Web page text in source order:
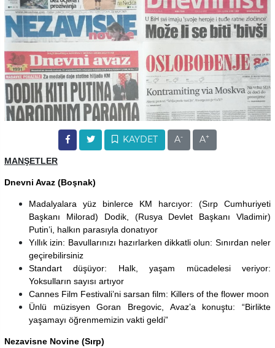
KAYDET A- A+
MANŞETLER
Dnevni Avaz (Boşnak)
Madalyalara yüz binlerce KM harcıyor: (Sırp Cumhuriyeti
Başkanı Milorad) Dodik, (Rusya Devlet Başkanı Vladimir)
Putin’i, halkın parasıyla donatıyor
Yıllık izin: Bavullarınızı hazırlarken dikkatli olun: Sınırdan neler
geçirebilirsiniz
Standart düşüyor: Halk, yaşam mücadelesi veriyor:
Yoksulların sayısı artıyor
Cannes Film Festivali’ni sarsan film: Killers of the flower moon
Ünlü müzisyen Goran Bregovic, Avaz’a konuştu: “Birlikte
yaşamayı öğrenmemizin vakti geldi”
Nezavisne Novine (Sırp)